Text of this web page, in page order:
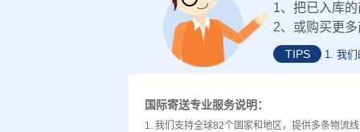
1、把已入库
2、或购买更
TIPS 1. 我
国际寄送专业服务说明：
1. 我们支持全球82个国家和地区，提供多条物流